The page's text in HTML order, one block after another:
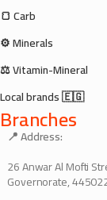
🍞 Carb
⚙️ Minerals
⚖️ Vitamin-Mineral
Local brands 🇪🇬
Branches
📍 Address:
26 Anwar Al Mofti
Governorate,